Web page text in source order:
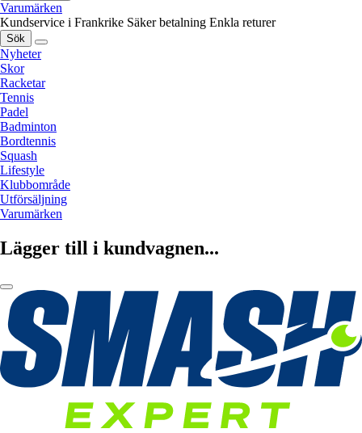
Varumärken
Kundservice i Frankrike Säker betalning Enkla returer
Sök
Nyheter
Skor
Racketar
Tennis
Padel
Badminton
Bordtennis
Squash
Lifestyle
Klubbområde
Utförsäljning
Varumärken
Lägger till i kundvagnen...